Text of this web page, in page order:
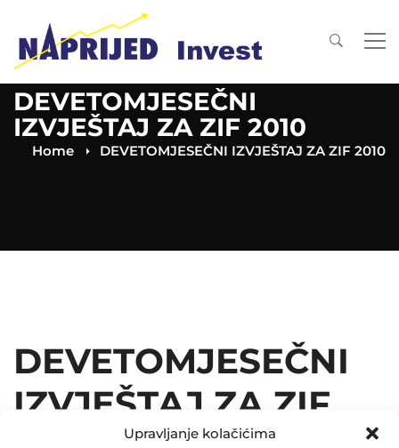
Upravljanje kolačićima
DEVETOMJESEČNI
IZVJEŠTAJ ZA ZIF 2010
Home DEVETOMJESEČNI IZVJEŠTAJ ZA ZIF 2010
DEVETOMJESEČNI
IZVJEŠTAJ ZA ZIF